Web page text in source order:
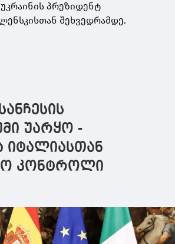
პრეზიდენტ
შეხვედრამდე.
უარყო -
იტალიასთან
კონტროლი